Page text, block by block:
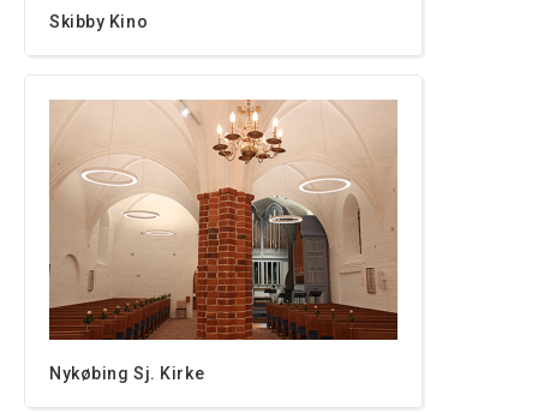
Skibby Kino
Nykøbing Sj. Kirke